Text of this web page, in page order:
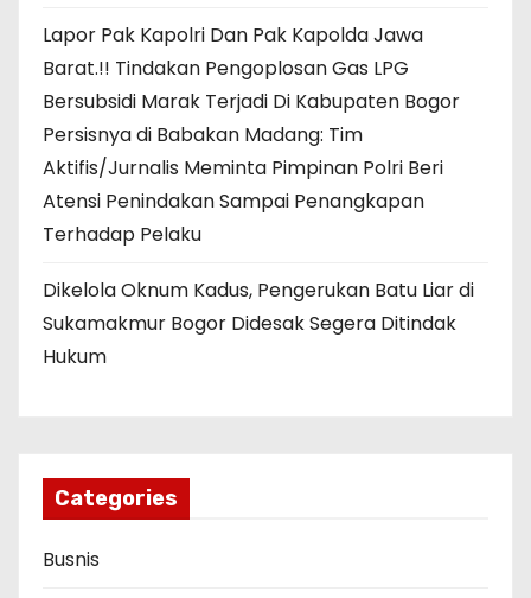
Lapor Pak Kapolri Dan Pak Kapolda Jawa
Barat.!! Tindakan Pengoplosan Gas LPG
Bersubsidi Marak Terjadi Di Kabupaten Bogor
Persisnya di Babakan Madang: Tim
Aktifis/Jurnalis Meminta Pimpinan Polri Beri
Atensi Penindakan Sampai Penangkapan
Terhadap Pelaku
Dikelola Oknum Kadus, Pengerukan Batu Liar di
Sukamakmur Bogor Didesak Segera Ditindak
Hukum
Categories
Busnis